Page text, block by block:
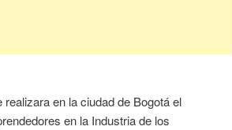
en la ciudad de Bogotá el
en la Industria de los